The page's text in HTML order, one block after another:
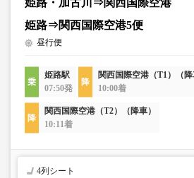
姫路・加古川⇒関西国際空港
姫路⇒関西国際空港5便
昼行便
姫路駅
07:50発
関西国際空港（T1）（降
10:00着
関西国際空港（T2）（降車）
10:11着
4列シート